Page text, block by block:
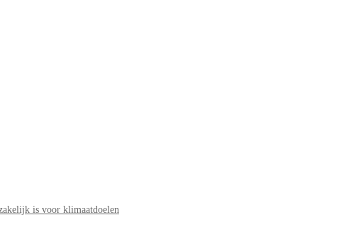
is voor klimaatdoelen